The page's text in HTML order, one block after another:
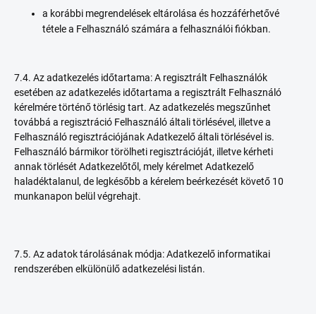
a korábbi megrendelések eltárolása és hozzáférhetővé
tétele a Felhasználó számára a felhasználói fiókban.
7.4. Az adatkezelés időtartama: A regisztrált Felhasználók
esetében az adatkezelés időtartama a regisztrált Felhasználó
kérelmére történő törlésig tart. Az adatkezelés megszűnhet
továbbá a regisztráció Felhasználó általi törlésével, illetve a
Felhasználó regisztrációjának Adatkezelő általi törlésével is.
Felhasználó bármikor törölheti regisztrációját, illetve kérheti
annak törlését Adatkezelőtől, mely kérelmet Adatkezelő
haladéktalanul, de legkésőbb a kérelem beérkezését követő 10
munkanapon belül végrehajt.
7.5. Az adatok tárolásának módja: Adatkezelő informatikai
rendszerében elkülönülő adatkezelési listán.